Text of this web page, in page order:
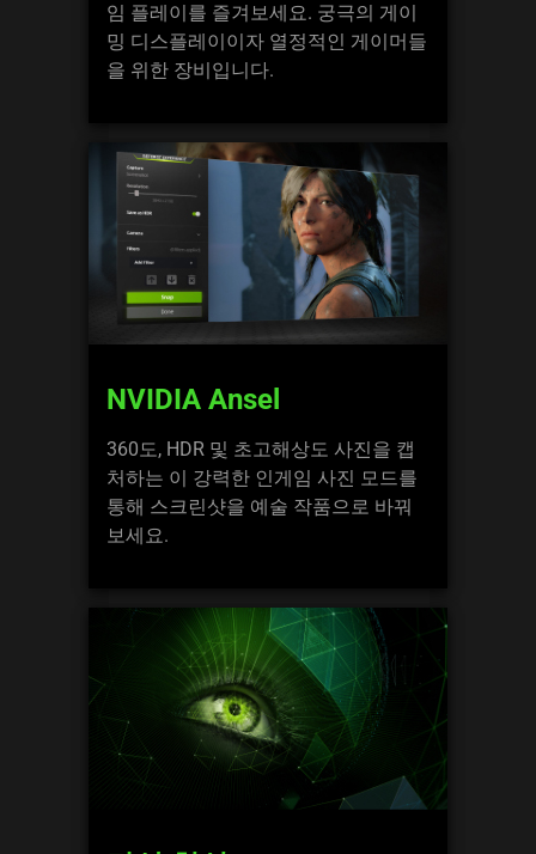
임 플레이를 즐겨보세요. 궁극의 게이
밍 디스플레이이자 열정적인 게이머들
을 위한 장비입니다.
NVIDIA Ansel
360도, HDR 및 초고해상도 사진을 캡
처하는 이 강력한 인게임 사진 모드를
통해 스크린샷을 예술 작품으로 바꿔
보세요.